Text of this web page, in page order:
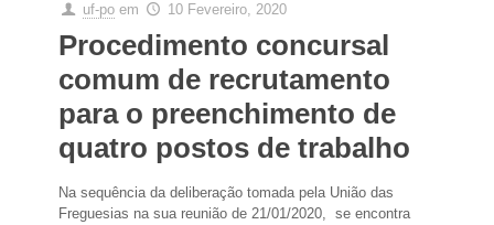
uf-po em 10 Fevereiro, 2020
Procedimento concursal
comum de recrutamento
para o preenchimento de
quatro postos de trabalho
Na sequência da deliberação tomada pela União das
Freguesias na sua reunião de 21/01/2020, se encontra